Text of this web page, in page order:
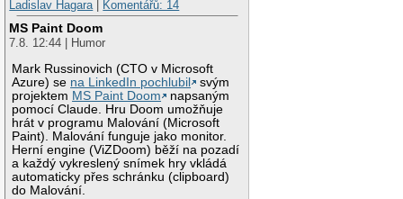
Ladislav Hagara
Komentářů: 14
MS Paint Doom
7.8. 12:44 | Humor
Mark Russinovich (CTO v Microsoft
Azure) se na LinkedIn pochlubil
svým
projektem MS Paint Doom
napsaným
pomocí Claude. Hru Doom umožňuje
hrát v programu Malování (Microsoft
Paint). Malování funguje jako monitor.
Herní engine (ViZDoom) běží na pozadí
a každý vykreslený snímek hry vkládá
automaticky přes schránku (clipboard)
do Malování.